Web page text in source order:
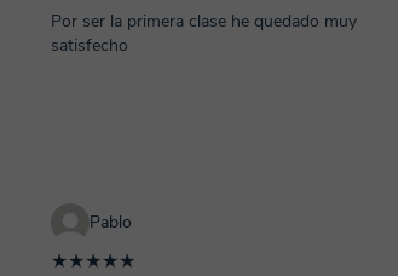
Por ser la primera clase he quedado muy
satisfecho
Pablo
★★★★★